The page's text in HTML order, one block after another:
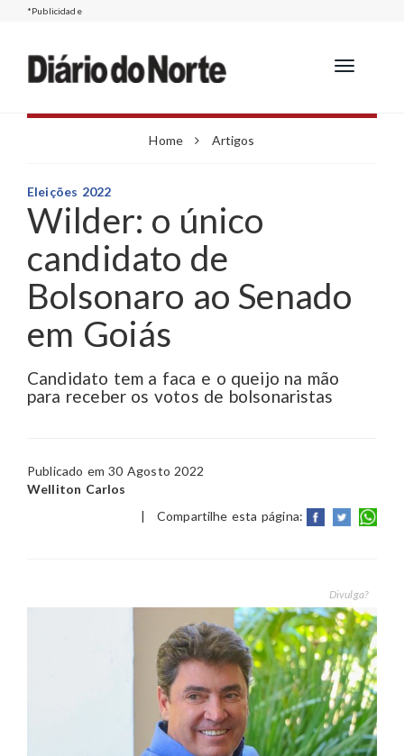
*Publicidade
Toggle
Home Artigos
Eleições 2022
Wilder: o único
candidato de
Bolsonaro ao Senado
em Goiás
Candidato tem a faca e o queijo na mão
para receber os votos de bolsonaristas
Publicado em 30 Agosto 2022
Welliton Carlos
|Compartilhe esta página:
Divulga?